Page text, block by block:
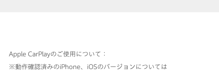
Apple CarPlayのご使用について：
※動作確認済みのiPhone、iOSのバージョンについては